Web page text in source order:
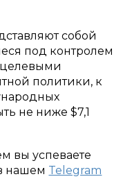
собой
под контролем
целевыми
политики, к
не ниже $7,1
вы успеваете
нашем Telegram